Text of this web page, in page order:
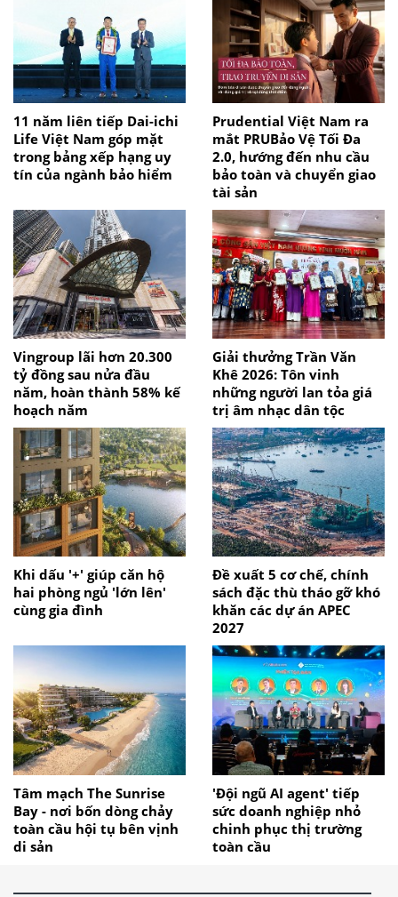
11 năm liên tiếp Dai-ichi
Life Việt Nam góp mặt
trong bảng xếp hạng uy
tín của ngành bảo hiểm
Prudential Việt Nam ra
mắt PRUBảo Vệ Tối Đa
2.0, hướng đến nhu cầu
bảo toàn và chuyển giao
tài sản
Vingroup lãi hơn 20.300
tỷ đồng sau nửa đầu
năm, hoàn thành 58% kế
hoạch năm
Giải thưởng Trần Văn
Khê 2026: Tôn vinh
những người lan tỏa giá
trị âm nhạc dân tộc
Khi dấu '+' giúp căn hộ
hai phòng ngủ 'lớn lên'
cùng gia đình
Đề xuất 5 cơ chế, chính
sách đặc thù tháo gỡ khó
khăn các dự án APEC
2027
Tâm mạch The Sunrise
Bay - nơi bốn dòng chảy
toàn cầu hội tụ bên vịnh
di sản
'Đội ngũ AI agent' tiếp
sức doanh nghiệp nhỏ
chinh phục thị trường
toàn cầu